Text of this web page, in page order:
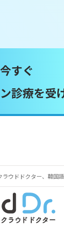
今すぐ
診療を受
ラウドドクター、韓国